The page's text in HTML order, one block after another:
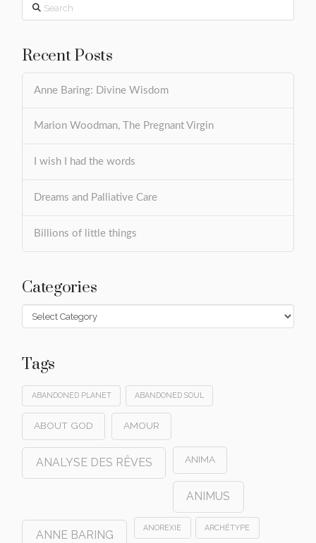
Search
Recent Posts
Anne Baring: Divine Wisdom
Marion Woodman, The Pregnant Virgin
I wish I had the words
Dreams and Palliative Care
Billions of little things
Categories
Categories
Tags
ABANDONED PLANET ABANDONED SOUL
ABOUT GOD AMOUR
ANALYSE DES RÊVES ANIMA
ANIMUS
ANNE BARING
ANOREXIE ARCHÉTYPE